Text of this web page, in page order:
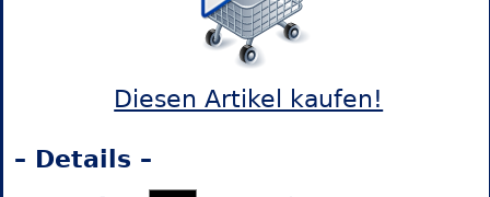
Diesen Artikel kaufen!
– Details –